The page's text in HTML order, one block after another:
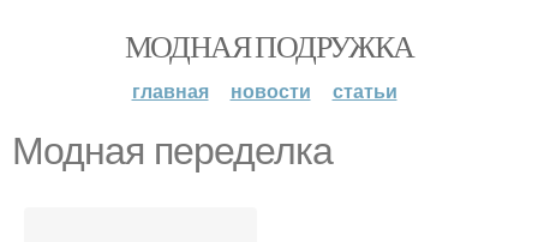
МОДНАЯ ПОДРУЖКА
главная новости статьи
Модная переделка